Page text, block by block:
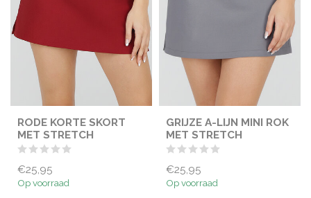
RODE KORTE SKORT
MET STRETCH
€25,95
Op voorraad
GRIJZE A-LIJN MINI ROK
MET STRETCH
€25,95
Op voorraad